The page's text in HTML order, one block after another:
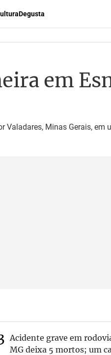
Degusta
em
Valadares, Minas Gerais, em
Acidente grave em
MG deixa 5 mortos; um